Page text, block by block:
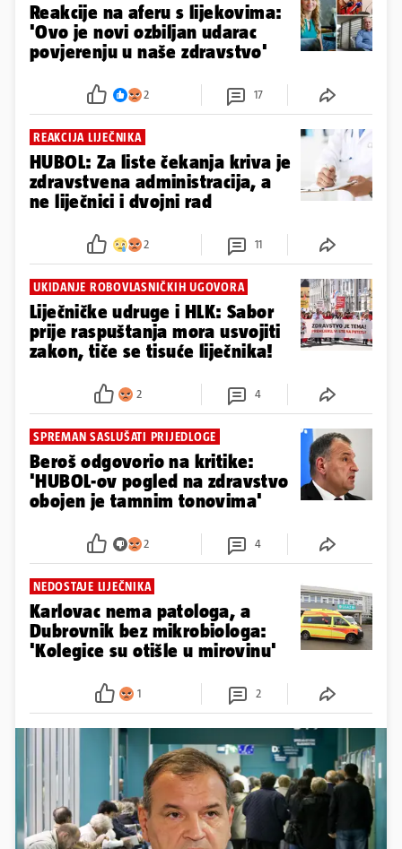
Reakcije na aferu s lijekovima:
'Ovo je novi ozbiljan udarac
povjerenju u naše zdravstvo'
2 17
REAKCIJA LIJEČNIKA
HUBOL: Za liste čekanja kriva je
zdravstvena administracija, a
ne liječnici i dvojni rad
2 11
UKIDANJE ROBOVLASNIČKIH UGOVORA
Liječničke udruge i HLK: Sabor
prije raspuštanja mora usvojiti
zakon, tiče se tisuće liječnika!
2 4
SPREMAN SASLUŠATI PRIJEDLOGE
Beroš odgovorio na kritike:
'HUBOL-ov pogled na zdravstvo
obojen je tamnim tonovima'
2 4
NEDOSTAJE LIJEČNIKA
Karlovac nema patologa, a
Dubrovnik bez mikrobiologa:
'Kolegice su otišle u mirovinu'
1 2